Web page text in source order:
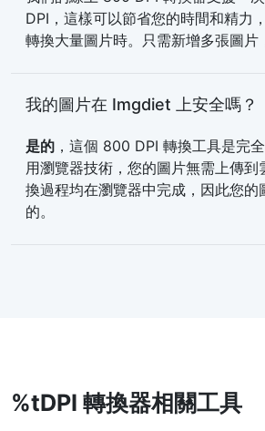
DPI，這樣可以節省您的時間和精力
轉換大量圖片時。只需新增多張圖片
我的圖片在 Imgdiet 上安全嗎？
是的 ，這個 800 DPI 轉換工具是完
用瀏覽器技術，您的圖片無需上傳到
換過程均在瀏覽器中完成，因此您的
的。
%tDPI 轉換器相關工具